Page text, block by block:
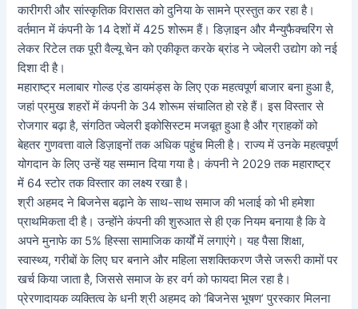
कारीगरी और सांस्कृतिक विरासत को दुनिया के सामने प्रस्तुत कर रहा है।
वर्तमान में कंपनी के 14 देशों में 425 शोरूम हैं। डिज़ाइन और मैन्युफैक्चरिंग से
लेकर रिटेल तक पूरी वैल्यू चेन को एकीकृत करके ब्रांड ने ज्वेलरी उद्योग को नई
दिशा दी है।
महाराष्ट्र मलाबार गोल्ड एंड डायमंड्स के लिए एक महत्वपूर्ण बाजार बना हुआ है,
जहां प्रमुख शहरों में कंपनी के 34 शोरूम संचालित हो रहे हैं। इस विस्तार से
रोजगार बढ़ा है, संगठित ज्वेलरी इकोसिस्टम मजबूत हुआ है और ग्राहकों को
बेहतर गुणवत्ता वाले डिज़ाइनों तक अधिक पहुंच मिली है। राज्य में उनके महत्वपूर्ण
योगदान के लिए उन्हें यह सम्मान दिया गया है। कंपनी ने 2029 तक महाराष्ट्र
में 64 स्टोर तक विस्तार का लक्ष्य रखा है।
श्री अहमद ने बिजनेस बढ़ाने के साथ-साथ समाज की भलाई को भी हमेशा
प्राथमिकता दी है। उन्होंने कंपनी की शुरुआत से ही एक नियम बनाया है कि वे
अपने मुनाफे का 5% हिस्सा सामाजिक कार्यों में लगाएंगे। यह पैसा शिक्षा,
स्वास्थ्य, गरीबों के लिए घर बनाने और महिला सशक्तिकरण जैसे जरूरी कामों पर
खर्च किया जाता है, जिससे समाज के हर वर्ग को फायदा मिल रहा है।
प्रेरणादायक व्यक्तित्व के धनी श्री अहमद को ‘बिजनेस भूषण’ पुरस्कार मिलना